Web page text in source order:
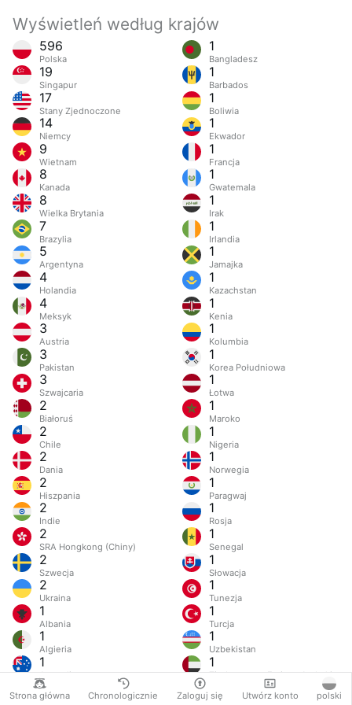
Strona główna Chronologicznie Zaloguj się Utwórz konto polski
Wyświetleń według krajów
596
Polska
19
Singapur
17
Stany Zjednoczone
14
Niemcy
9
Wietnam
8
Kanada
8
Wielka Brytania
7
Brazylia
5
Argentyna
4
Holandia
4
Meksyk
3
Austria
3
Pakistan
3
Szwajcaria
2
Białoruś
2
Chile
2
Dania
2
Hiszpania
2
Indie
2
SRA Hongkong (Chiny)
2
Szwecja
2
Ukraina
1
Albania
1
Algieria
1
Australia
1
Bangladesz
1
Barbados
1
Boliwia
1
Ekwador
1
Francja
1
Gwatemala
1
Irak
1
Irlandia
1
Jamajka
1
Kazachstan
1
Kenia
1
Kolumbia
1
Korea Południowa
1
Łotwa
1
Maroko
1
Nigeria
1
Norwegia
1
Paragwaj
1
Rosja
1
Senegal
1
Słowacja
1
Tunezja
1
Turcja
1
Uzbekistan
1
Zjednoczone Emiraty Arabskie